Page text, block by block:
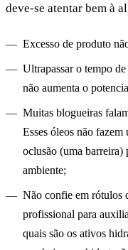
deve-se atentar bem à
Excesso de produto
Ultrapassar o tempo
não aumenta o
Muitas blogueiras
Esses óleos não fazem
oclusão (uma barreira)
ambiente;
Não confie em rótulos
profissional para
quais são os ativos